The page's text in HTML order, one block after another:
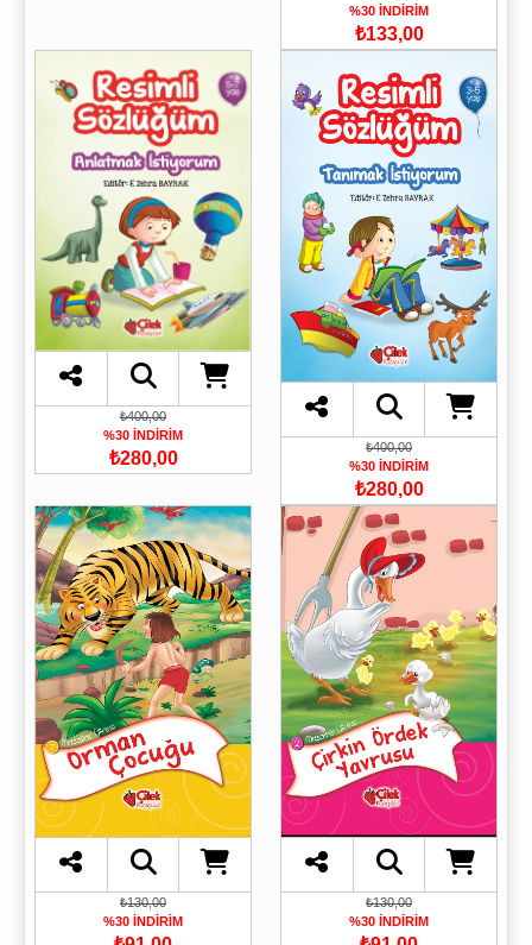
%30 İNDİRİM
₺133,00
₺400,00
%30 İNDİRİM
₺280,00
₺400,00
%30 İNDİRİM
₺280,00
₺130,00
%30 İNDİRİM
₺130,00
%30 İNDİRİM